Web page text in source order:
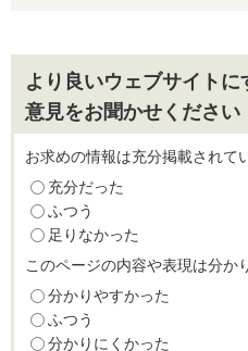
より良いウェブサイト
意見をお聞かせください
お求めの情報は充分掲載されて
充分だった
ふつう
足りなかった
このページの内容や表現は分か
分かりやすかった
ふつう
分かりにくかった